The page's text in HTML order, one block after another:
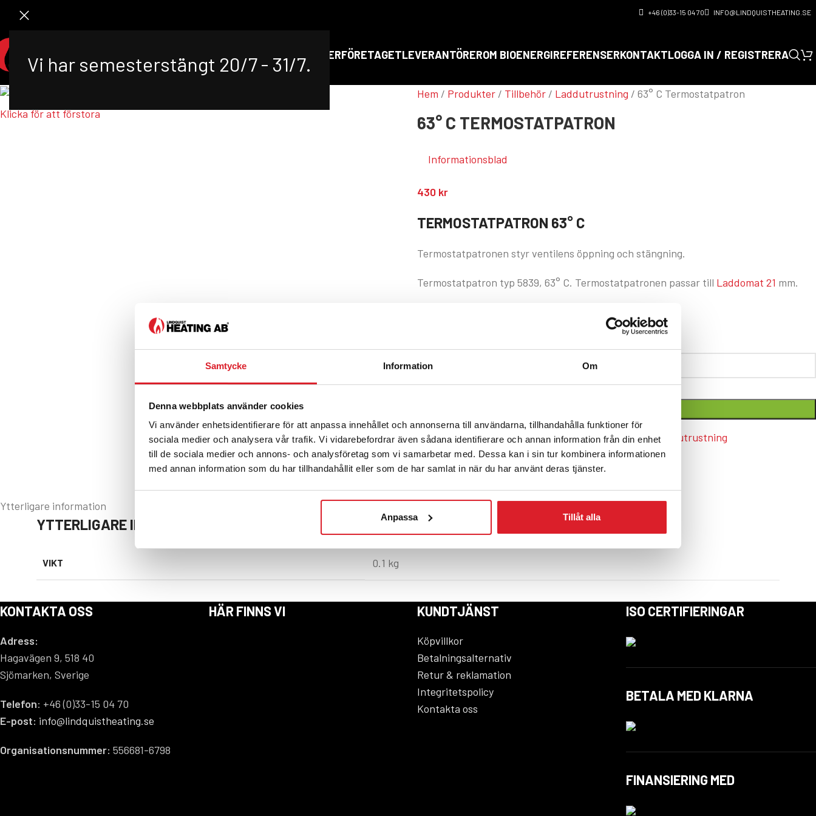
Vi har semesterstängt 20/7 - 31/7.
Samtycke Information Om
Denna webbplats använder cookies
Vi använder enhetsidentifierare för att anpassa innehållet och annonserna till användarna, tillhandahålla funktioner för
sociala medier och analysera vår trafik. Vi vidarebefordrar även sådana identifierare och annan information från din enhet
till de sociala medier och annons- och analysföretag som vi samarbetar med. Dessa kan i sin tur kombinera informationen
med annan information som du har tillhandahållit eller som de har samlat in när du har använt deras tjänster.
Anpassa Tillåt alla
+46 (0)33-15 04 70 INFO@LINDQUISTHEATING.SE
PRODUKTERFÖRETAGETLEVERANTÖREROM BIOENERGIREFERENSERKONTAKTLOGGA IN / REGISTRERA
Klicka för att förstora
Hem / Produkter / Tillbehör / Laddutrustning / 63° C Termostatpatron
63° C TERMOSTATPATRON
Informationsblad
430 kr
TERMOSTATPATRON 63° C
Termostatpatronen styr ventilens öppning och stängning.
Termostatpatron typ 5839, 63° C. Termostatpatronen passar till Laddomat 21 mm.
Artikelnr:Termostatpatr_63 Kategorier:Tillbehör,Laddutrustning
Share:
Ytterligare information
YTTERLIGARE INFORMATION
VIKT 0.1 kg
KONTAKTA OSS
Adress:
Hagavägen 9, 518 40
Sjömarken, Sverige
Telefon: +46 (0)33-15 04 70
E-post: info@lindquistheating.se
Organisationsnummer: 556681-6798
HÄR FINNS VI KUNDTJÄNST
Köpvillkor
Betalningsalternativ
Retur & reklamation
Integritetspolicy
Kontakta oss
ISO CERTIFIERINGAR
BETALA MED KLARNA
FINANSIERING MED